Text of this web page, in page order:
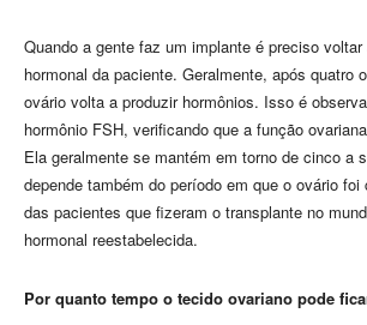
Quando a gente faz um implante é preciso
hormonal da paciente. Geralmente, após quatro
ovário volta a produzir hormônios. Isso é
hormônio FSH, verificando que a função
Ela geralmente se mantém em torno de cinco a
depende também do período em que o ovário foi
das pacientes que fizeram o transplante no
hormonal reestabelecida.
Por quanto tempo o tecido ovariano pode